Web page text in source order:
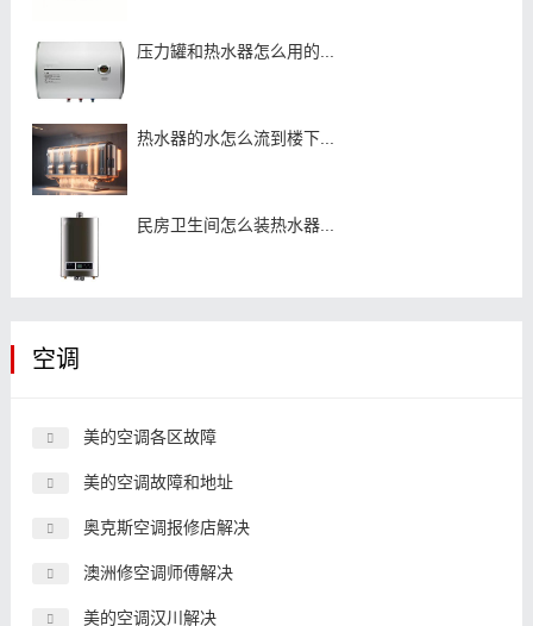
压力罐和热水器怎么用的...
热水器的水怎么流到楼下...
民房卫生间怎么装热水器...
空调
美的空调各区故障
美的空调故障和地址
奥克斯空调报修店解决
澳洲修空调师傅解决
美的空调汉川解决